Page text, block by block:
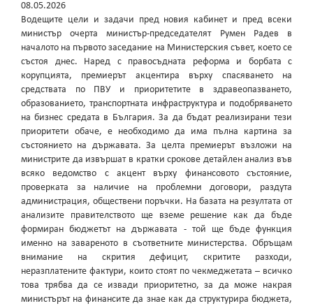
08.05.2026
Водещите цели и задачи пред новия кабинет и пред всеки
министър очерта министър-председателят Румен Радев в
началото на първото заседание на Министерския съвет, което се
състоя днес. Наред с правосъдната реформа и борбата с
корупцията, премиерът акцентира върху спасяването на
средствата по ПВУ и приоритетите в здравеопазването,
образованието, транспортната инфраструктура и подобряването
на бизнес средата в България. За да бъдат реализирани тези
приоритети обаче, е необходимо да има пълна картина за
състоянието на държавата. За целта премиерът възложи на
министрите да извършат в кратки срокове детайлен анализ във
всяко ведомство с акцент върху финансовото състояние,
проверката за наличие на проблемни договори, раздута
администрация, обществени поръчки. На базата на резултата от
анализите правителството ще вземе решение как да бъде
формиран бюджетът на държавата - той ще бъде функция
именно на завареното в съответните министерства. Обръщам
внимание на скрития дефицит, скритите разходи,
неразплатените фактури, които стоят по чекмеджетата – всичко
това трябва да се извади приоритетно, за да може накрая
министърът на финансите да знае как да структурира бюджета,